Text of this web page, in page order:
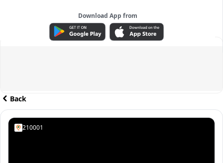
Download App from
ADVERTISEMENT
Back
210001